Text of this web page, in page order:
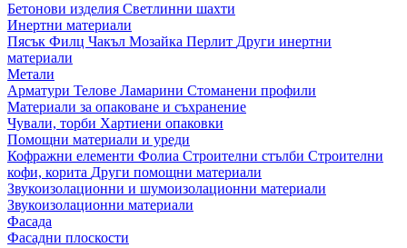
Бетонови изделия Светлинни шахти
Инертни материали
Пясък Филц Чакъл Мозайкa Перлит Други инертни
материали
Метали
Арматури Телове Ламарини Стоманени профили
Материали за опаковане и съхранение
Чували, торби Хартиени опаковки
Помощни материали и уреди
Кофражни елементи Фолиа Строителни стълби Строителни
кофи, корита Други помощни материали
Звукоизолационни и шумоизолационни материали
Звукоизолационни материали
Фасада
Фасадни плоскости